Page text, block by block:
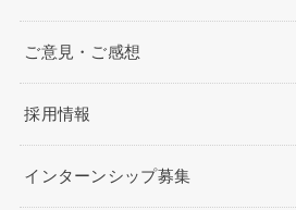
ご意見・ご感想
採用情報
インターンシップ募集